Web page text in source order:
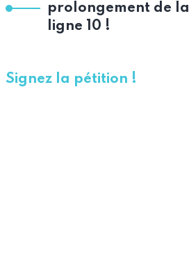
prolongement de la
ligne 10 !
Signez la pétition !